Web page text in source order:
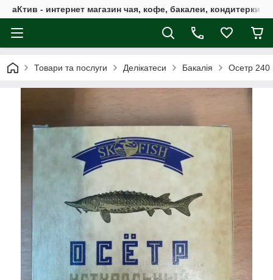
аКтив - интернет магазин чая, кофе, бакалеи, кондитерки
Товари та послуги Делікатеси Бакалія Осетр 240